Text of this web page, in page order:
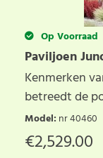
Op Voorraad
Paviljoen
Kenmerken
betreedt de
Model: nr 40460
€2,529.00